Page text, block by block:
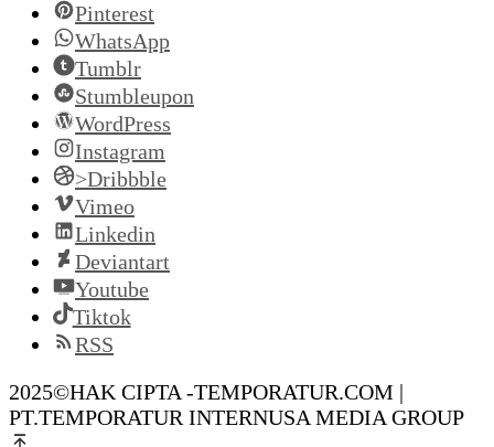
Pinterest
WhatsApp
Tumblr
Stumbleupon
WordPress
Instagram
>Dribbble
Vimeo
Linkedin
Deviantart
Youtube
Tiktok
RSS
2025©HAK CIPTA -TEMPORATUR.COM |
PT.TEMPORATUR INTERNUSA MEDIA GROUP